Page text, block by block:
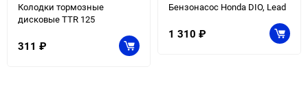
Колодки тормозные
дисковые TTR 125
311 ₽
Бензонасос Honda DIO, Lead
1 310 ₽